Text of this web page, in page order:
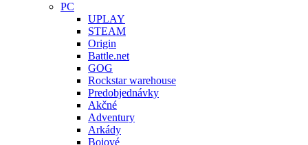
PC
UPLAY
STEAM
Origin
Battle.net
GOG
Rockstar warehouse
Predobjednávky
Akčné
Adventury
Arkády
Bojové